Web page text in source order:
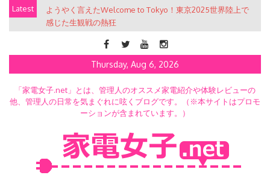
Skip
content
Latest
ようやく言えたWelcome to Tokyo！東京2025世界陸上で
感じた生観戦の熱狂
Thursday, Aug 6, 2026
「家電女子.net」とは、管理人のオススメ家電紹介や体験レビューの
他、管理人の日常を気まぐれに呟くブログです。（※本サイトはプロモ
ーションが含まれています。）